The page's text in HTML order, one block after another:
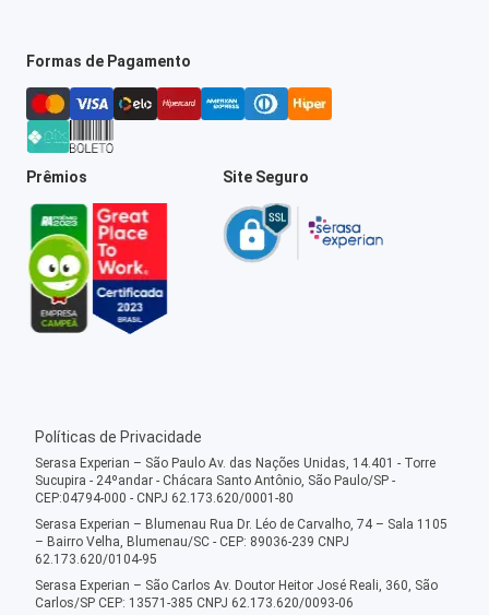
Formas de Pagamento
Prêmios Site Seguro
Políticas de Privacidade
Serasa Experian – São Paulo Av. das Nações Unidas, 14.401 - Torre
Sucupira - 24ºandar - Chácara Santo Antônio, São Paulo/SP -
CEP:04794-000 - CNPJ 62.173.620/0001-80
Serasa Experian – Blumenau Rua Dr. Léo de Carvalho, 74 – Sala 1105
– Bairro Velha, Blumenau/SC - CEP: 89036-239 CNPJ
62.173.620/0104-95
Serasa Experian – São Carlos Av. Doutor Heitor José Reali, 360, São
Carlos/SP CEP: 13571-385 CNPJ 62.173.620/0093-06